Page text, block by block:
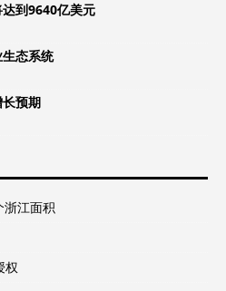
到9640亿美元
态系统
预期
浙江面积
权